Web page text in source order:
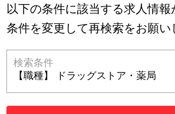
以下の条件に該当する求人情報
条件を変更して再検索をお願い
検索条件
【職種】 ドラッグストア・薬局